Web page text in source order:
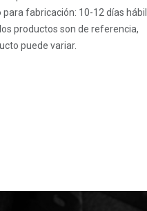
para fabricación: 10-12 días
productos son de referencia,
puede variar.